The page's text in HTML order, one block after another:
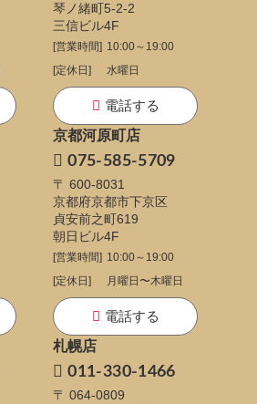
琴ノ緒町5-2-2
三信ビル4F
[営業時間] 10:00～19:00
[定休日]
水曜日
電話する
京都河原町店
075-585-5709
〒 600-8031
京都府京都市下京区
貞安前之町619
朝日ビル4F
[営業時間] 10:00～19:00
[定休日]
月曜日〜木曜日
電話する
札幌店
011-330-1466
〒 064-0809